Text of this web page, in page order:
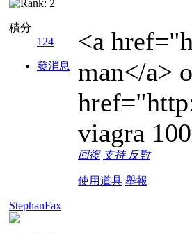
積分
124
發消息
<a
man</a>
viagra
回復 支持 反對
使用道具 舉報
StephanFax